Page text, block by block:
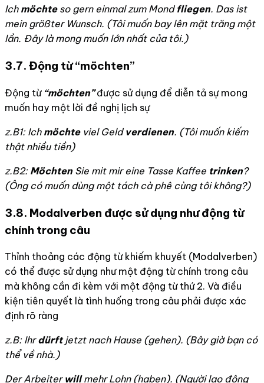
Ich möchteso gern einmal zum Mond fliegen. Das ist
mein größter Wunsch. (Tôi muốn bay lên mặt trăng một
lần. Đây là mong muốn lớn nhất của tôi.)
3.7. Động từ “möchten”
Động từ“möchten”được sử dụng để diễn tả sự mong
muốn hay một lời đề nghị lịch sự
z.B1: Ich möchteviel Geld verdienen. (Tôi muốn kiếm
thật nhiều tiền)
z.B2: MöchtenSie mit mir eine Tasse Kaffee trinken?
(Ông có muốn dùng một tách cà phê cùng tôi không?)
3.8. Modalverben được sử dụng như động từ
chính trong câu
Thỉnh thoảng các động từ khiếm khuyết (Modalverben)
có thể được sử dụng như một động từ chính trong câu
mà không cần đi kèm với một động từ thứ 2. Và điều
kiện tiên quyết là tình huống trong câu phải được xác
định rõ ràng
z.B: Ihrdürftjetzt nach Hause (gehen). (Bây giờ bạn có
thể về nhà.)
Der Arbeiter willmehr Lohn(haben). (Người lao động